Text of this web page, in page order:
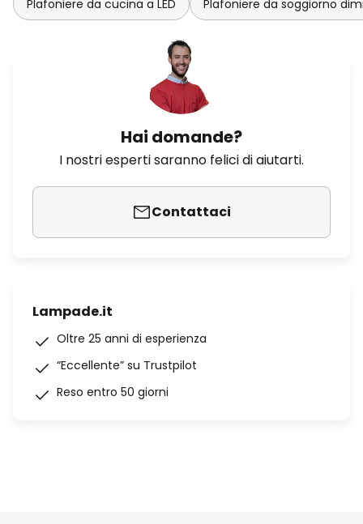
Plafoniere da cucina a LED Plafoniere da soggiorno
Hai domande?
I nostri esperti saranno felici di aiutarti.
Contattaci
Lampade.it
Oltre 25 anni di esperienza
“Eccellente” su Trustpilot
Reso entro 50 giorni